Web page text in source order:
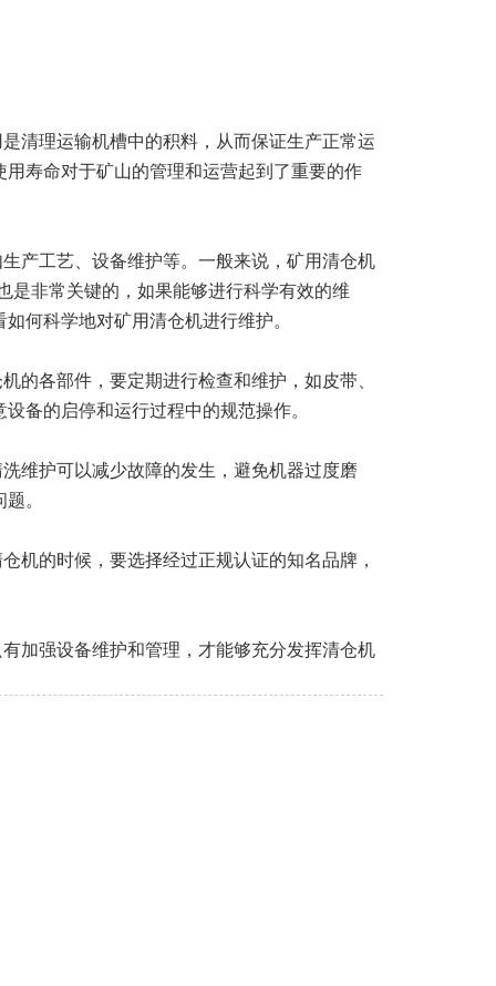
清理运输机槽中的积料，从而保证生产正常运
寿命对于矿山的管理和运营起到了重要的作
产工艺、设备维护等。一般来说，矿用清仓机
是非常关键的，如果能够进行科学有效的维
何科学地对矿用清仓机进行维护。
的各部件，要定期进行检查和维护，如皮带、
备的启停和运行过程中的规范操作。
维护可以减少故障的发生，避免机器过度磨
。
机的时候，要选择经过正规认证的知名品牌，
加强设备维护和管理，才能够充分发挥清仓机